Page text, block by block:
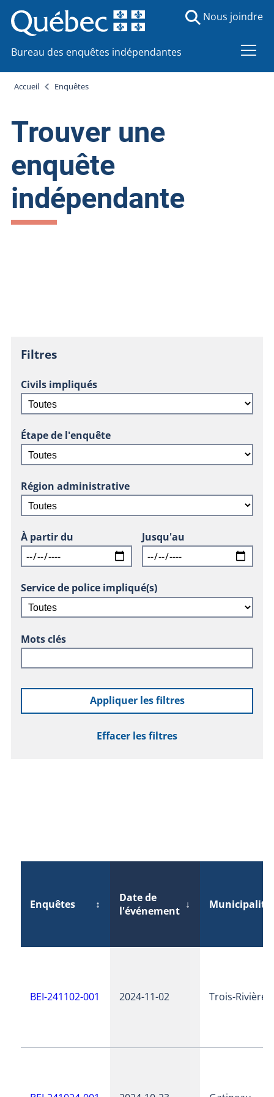
Bureau des enquêtes indépendantes
Nous joindre
Accueil Enquêtes
Trouver une
enquête
indépendante
Filtres
Civils impliqués
Étape de l'enquête
Région administrative
À partir du Jusqu'au
Service de police impliqué(s)
Mots clés
Appliquer les filtres
Effacer les filtres
Enquêtes ↕
Date de
l'événement ↓ Municipalité
BEI-241102-001 2024-11-02 Trois-Rivières